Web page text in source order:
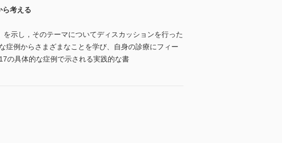
考える
示し，そのテーマについてディスカッションを行った
症例からさまざまなことを学び、自身の診療にフィー
の具体的な症例で示される実践的な書